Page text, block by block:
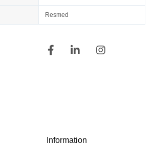
Resmed
Information